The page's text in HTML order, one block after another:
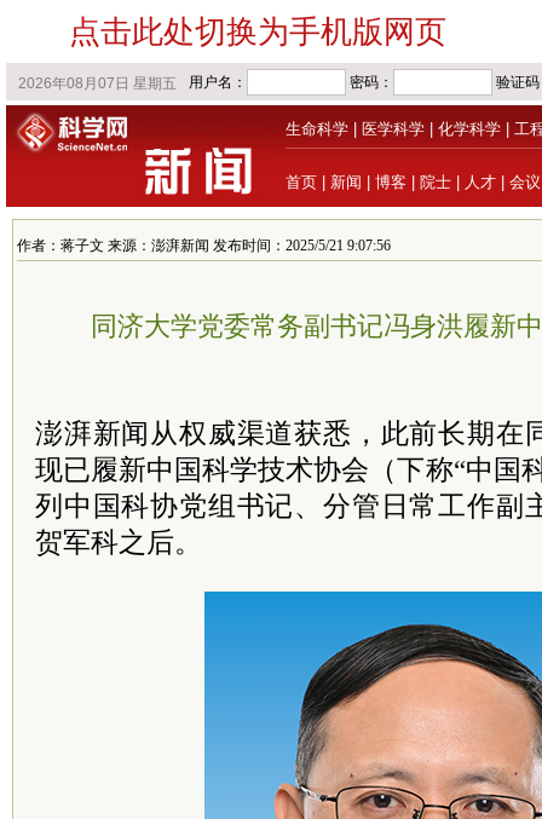
点击此处切换为手机版网页
生命科学 医学科学 化学科学 工
首页 新闻 博客 院士 人才 会议
作者：蒋子文 来源：澎湃新闻 发布时间：2025/5/21 9:07:56
同济大学党委常务副书记冯身洪履新
澎湃新闻从权威渠道获悉，此前长期在
现已履新中国科学技术协会（下称“中国
列中国科协党组书记、分管日常工作副
贺军科之后。